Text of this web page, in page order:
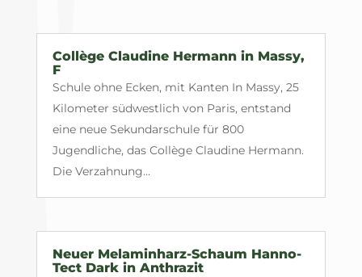
Collège Claudine Hermann in Massy,
F
Schule ohne Ecken, mit Kanten In Massy, 25
Kilometer südwestlich von Paris, entstand
eine neue Sekundarschule für 800
Jugendliche, das Collège Claudine Hermann.
Die Verzahnung...
Neuer Melaminharz-Schaum Hanno-
Tect Dark in Anthrazit